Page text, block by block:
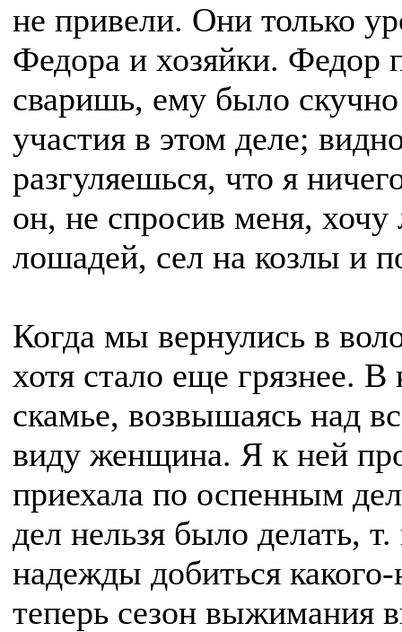
не привели. Они только
Федора и хозяйки. Федор
сваришь, ему было
участия в этом деле;
разгуляешься, что я
он, не спросив меня, хочу
лошадей, сел на козлы и
Когда мы вернулись в
хотя стало еще грязнее.
скамье, возвышаясь над
виду женщина. Я к ней
приехала по оспенным
дел нельзя было делать,
надежды добиться
теперь сезон выжимания